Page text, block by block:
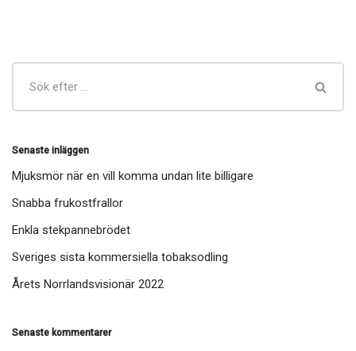
Senaste inläggen
Mjuksmör när en vill komma undan lite billigare
Snabba frukostfrallor
Enkla stekpannebrödet
Sveriges sista kommersiella tobaksodling
Årets Norrlandsvisionär 2022
Senaste kommentarer